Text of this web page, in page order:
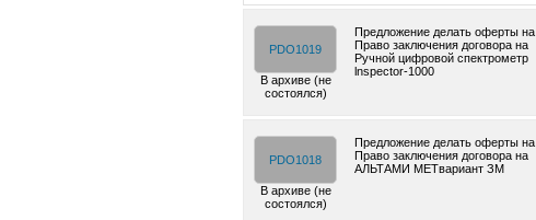
PDO1019
В архиве (не
состоялся)
Предложение делать оферты на
Право заключения договора на
Ручной цифровой спектрометр
lnspector-1000
PDO1018
В архиве (не
состоялся)
Предложение делать оферты на
Право заключения договора на
АЛЬТАМИ МЕТвариант ЗМ